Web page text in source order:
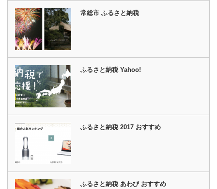
常総市 ふるさと納税
ふるさと納税 Yahoo!
ふるさと納税 2017 おすすめ
ふるさと納税 あわび おすすめ